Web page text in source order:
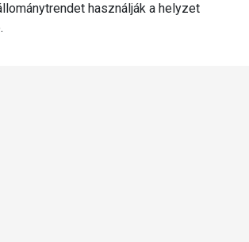
használják a helyzet